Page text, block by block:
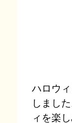
ハロウ
しまし
ィを楽